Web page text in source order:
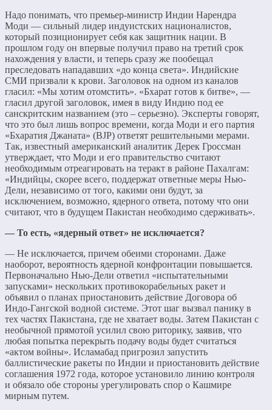
Надо понимать, что премьер-министр Индии Нарендра
Моди — сильный лидер индуистских националистов,
который позиционирует себя как защитник нации. В
прошлом году он впервые получил право на третий срок
нахождения у власти, и теперь сразу же пообещал
преследовать нападавших «до конца света». Индийские
СМИ призвали к крови. Заголовок на одном из каналов
гласил: «Мы хотим отомстить». «Бхарат готов к битве», —
гласил другой заголовок, имея в виду Индию под ее
санскритским названием (это – серьезно). Эксперты говорят,
что это был лишь вопрос времени, когда Моди и его партия
«Бхаратия Джаната» (BJP) ответят решительными мерами.
Так, известный американский аналитик Дерек Гроссман
утверждает, что Моди и его правительство считают
необходимым отреагировать на теракт в районе Пахалгам:
«Индийцы, скорее всего, поддержат ответные меры Нью-
Дели, независимо от того, какими они будут, за
исключением, возможно, ядерного ответа, потому что они
считают, что в будущем Пакистан необходимо сдерживать».
— То есть, «ядерный ответ» не исключается?
— Не исключается, причем обеими сторонами. Даже
наоборот, вероятность ядерной конфронтации повышается.
Первоначально Нью-Дели ответил «испытательными
запусками» нескольких противокорабельных ракет и
объявил о планах приостановить действие Договора об
Индо-Гангской водной системе. Этот шаг вызвал панику в
тех частях Пакистана, где не хватает воды. Затем Пакистан с
необычной прямотой усилил свою риторику, заявив, что
любая попытка перекрыть подачу воды будет считаться
«актом войны». Исламабад пригрозил запустить
баллистические ракеты по Индии и приостановить действие
соглашения 1972 года, которое установило линию контроля
и обязало обе стороны урегулировать спор о Кашмире
мирным путем.